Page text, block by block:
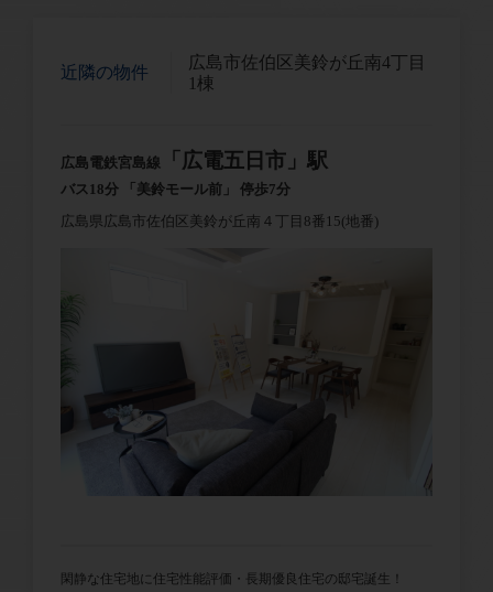
近隣の物件
広島市佐伯区美鈴が丘南4丁目
1棟
広島電鉄宮島線 「広電五日市」駅
バス18分 「美鈴モール前」 停歩7分
広島県広島市佐伯区美鈴が丘南４丁目8番15(地番)
閑静な住宅地に住宅性能評価・長期優良住宅の邸宅誕生！